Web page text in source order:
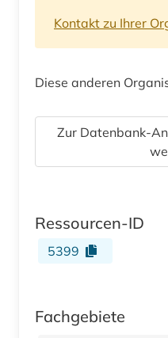
Kontakt zu Ihrer
Diese anderen
Zur Datenbank-
Ressourcen-ID
5399
Fachgebiete